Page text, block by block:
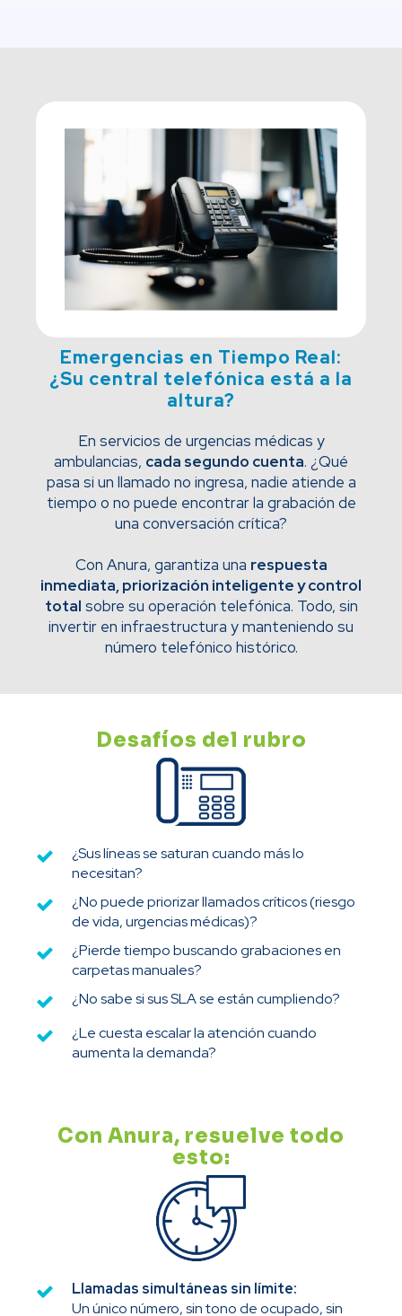
Emergencias en Tiempo Real:
¿Su central telefónica está a la
altura?
En servicios de urgencias médicas y
ambulancias, cada segundo cuenta. ¿Qué
pasa si un llamado no ingresa, nadie atiende a
tiempo o no puede encontrar la grabación de
una conversación crítica?
Con Anura, garantiza una respuesta
inmediata, priorización inteligente y control
total sobre su operación telefónica. Todo, sin
invertir en infraestructura y manteniendo su
número telefónico histórico.
Desafíos del rubro
¿Sus líneas se saturan cuando más lo
necesitan?
¿No puede priorizar llamados críticos (riesgo
de vida, urgencias médicas)?
¿Pierde tiempo buscando grabaciones en
carpetas manuales?
¿No sabe si sus SLA se están cumpliendo?
¿Le cuesta escalar la atención cuando
aumenta la demanda?
Con Anura, resuelve todo
esto:
Llamadas simultáneas sin límite:
Un único número, sin tono de ocupado, sin